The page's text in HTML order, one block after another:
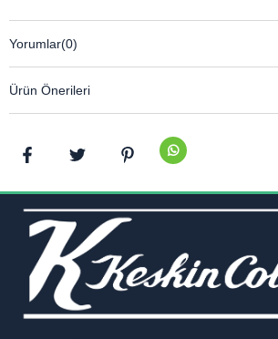
Yorumlar(0)
Ürün Önerileri